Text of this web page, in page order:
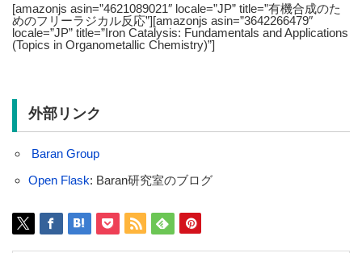
[amazonjs asin=”4621089021″ locale=”JP” title=”有機合成のた
めのフリーラジカル反応”][amazonjs asin=”3642266479″
locale=”JP” title=”Iron Catalysis: Fundamentals and Applications
(Topics in Organometallic Chemistry)”]
外部リンク
Baran Group
Open Flask: Baran研究室のブログ